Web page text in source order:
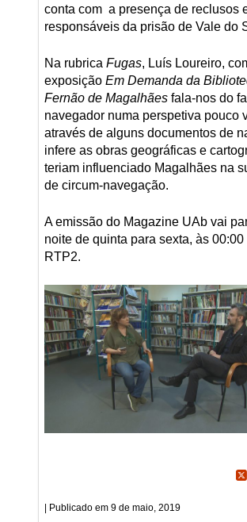
conta com a presença de reclusos
responsáveis da prisão de Vale do
Na rubrica Fugas, Luís Loureiro,
exposição Em Demanda da
Fernão de Magalhãesfala-nos do
navegador numa perspetiva pouco
através de alguns documentos de
infere as obras geográficas e
teriam influenciado Magalhães na
de circum-navegação.
A emissão do Magazine UAb vai
noite de quinta para sexta, às 00:00
RTP2.
9 de maio, 2019